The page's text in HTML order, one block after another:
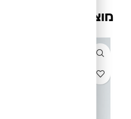
מוצרים קשורים